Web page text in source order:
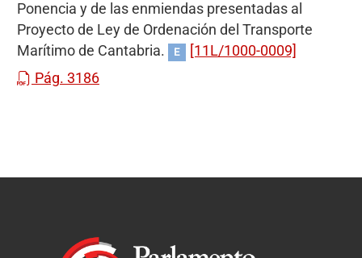
Ponencia y de las enmiendas presentadas al
Proyecto de Ley de Ordenación del Transporte
Marítimo de Cantabria.
E
[11L/1000-0009]
Pág. 3186